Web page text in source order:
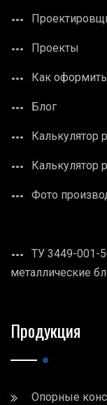
Проекты
Как оформить
Блог
Калькулятор
Калькулятор
Фото
ТУ 3449-001-
металлические
Продукция
Опорные